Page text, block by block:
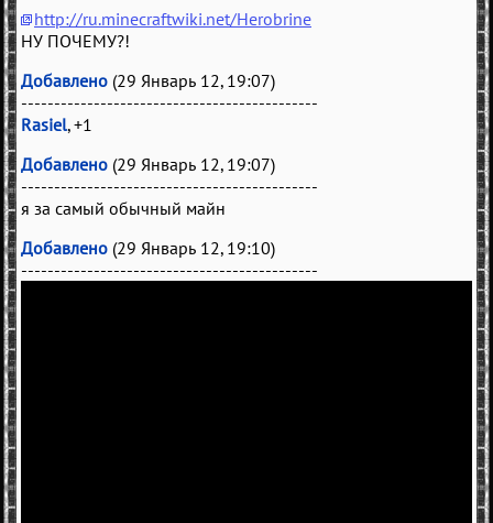
http://ru.minecraftwiki.net/Herobrine
НУ ПОЧЕМУ?!
Добавлено (29 Январь 12, 19:07)
---------------------------------------------
Rasiel, +1
Добавлено (29 Январь 12, 19:07)
---------------------------------------------
я за самый обычный майн
Добавлено (29 Январь 12, 19:10)
---------------------------------------------